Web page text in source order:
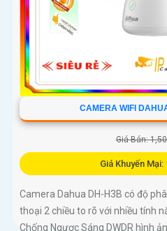
CAMERA WIFI
Giá Bán:
Giá Khuyến Mại:
Camera Dahua DH-H3B có độ
thoại 2 chiều to rõ với nhiều tính
Chống Ngược Sáng DWDR hình